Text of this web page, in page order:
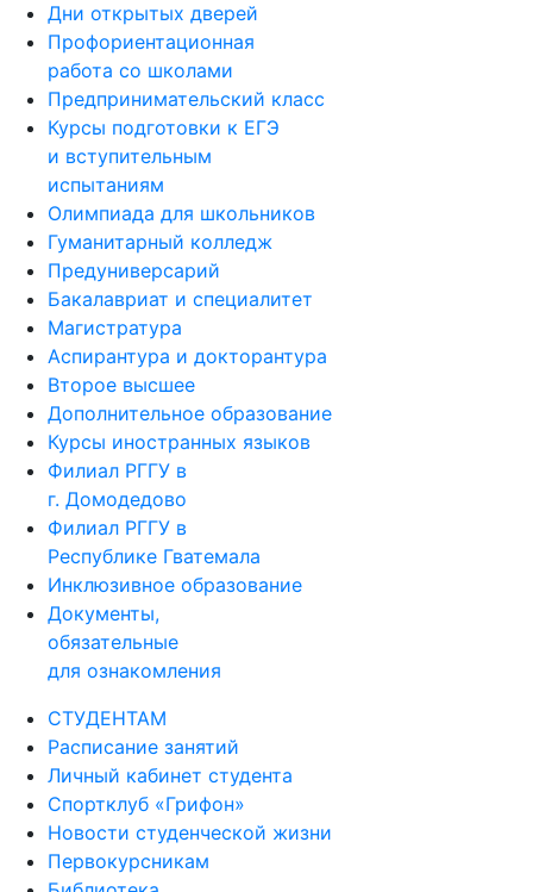
Профориентационная
работа со школами
Предпринимательский класс
Курсы подготовки к ЕГЭ
и вступительным
испытаниям
Олимпиада для школьников
Гуманитарный колледж
Предуниверсарий
Бакалавриат и специалитет
Магистратура
Аспирантура и докторантура
Второе высшее
Дополнительное образование
Курсы иностранных языков
Филиал РГГУ в
г. Домодедово
Филиал РГГУ в
Республике Гватемала
Инклюзивное образование
Документы,
обязательные
для ознакомления
Расписание занятий
Личный кабинет студента
Спортклуб «Грифон»
Новости студенческой жизни
Первокурсникам
Библиотека